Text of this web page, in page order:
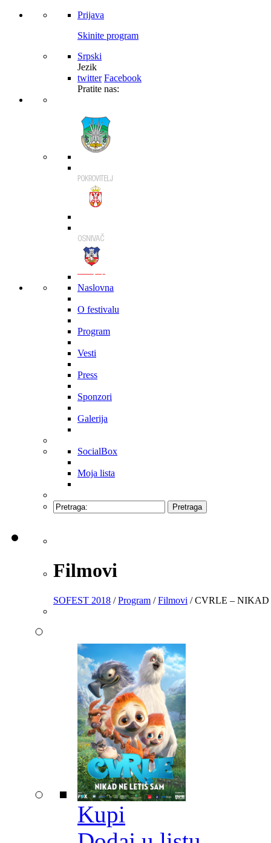
Prijava
Skinite program
Srpski
Jezik
twitter Facebook
Pratite nas:
Naslovna
O festivalu
Program
Vesti
Press
Sponzori
Galerija
SocialBox
Moja lista
Filmovi
SOFEST 2018 /Program /Filmovi / CVRLE –
Kupi